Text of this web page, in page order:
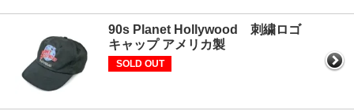
90s Planet Hollywood 刺繍ロゴ
キャップ アメリカ製
SOLD OUT